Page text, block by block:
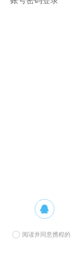
阅读并同意携程的